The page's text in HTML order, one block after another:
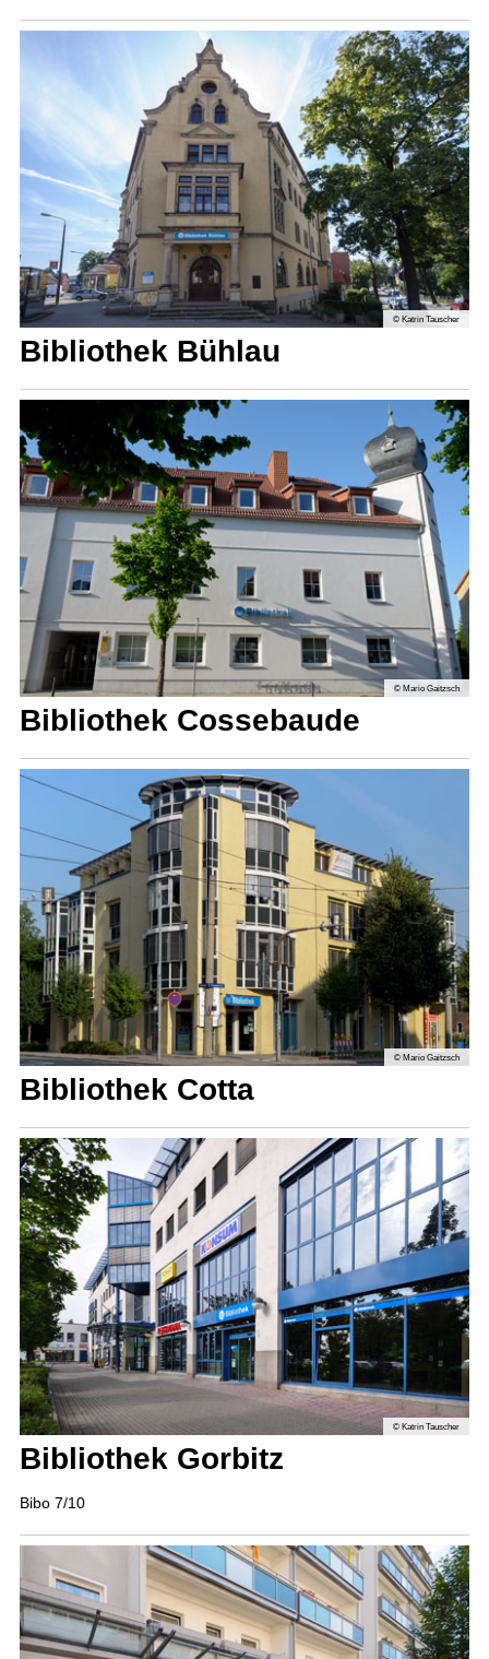
© Katrin Tauscher
Bibliothek Bühlau
© Mario Gaitzsch
Bibliothek Cossebaude
© Mario Gaitzsch
Bibliothek Cotta
© Katrin Tauscher
Bibliothek Gorbitz
Bibo 7/10